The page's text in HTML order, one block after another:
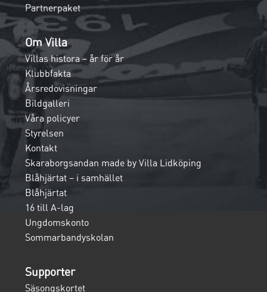
Partnerpaket
Om Villa
Villas histora – år för år
Klubbfakta
Årsredovisningar
Bildgalleri
Våra policyer
Styrelsen
Kontakt
Skaraborgsandan made by Villa Lidköping
Blåhjärtat – i samhället
Blåhjärtat
16 till A-lag
Ungdomskonto
Sommarbandyskolan
Supporter
Säsongskortet